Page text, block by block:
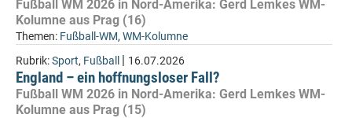
Fußball WM 2026 in Nord-Amerika: Gerd Lemkes WM-
Kolumne aus Prag (16)
Themen: Fußball-WM, WM-Kolumne
Rubrik:Sport, Fußball | 16.07.2026
England – ein hoffnungsloser Fall?
Fußball WM 2026 in Nord-Amerika: Gerd Lemkes WM-
Kolumne aus Prag (15)